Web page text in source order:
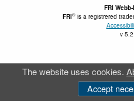
FRI
FRI®is a registrered
v
The website uses cookies.
Accept